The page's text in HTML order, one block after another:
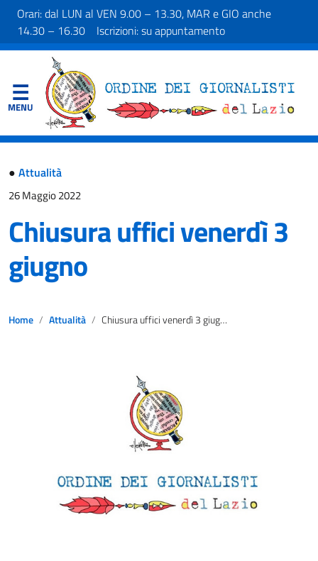
Orari: dal LUN al VEN 9.00 – 13.30, MAR e GIO anche
14.30 – 16.30 Iscrizioni: su appuntamento
● Attualità
26 Maggio 2022
Chiusura uffici venerdì 3
giugno
Home Attualità Chiusura uffici venerdì 3 giugno